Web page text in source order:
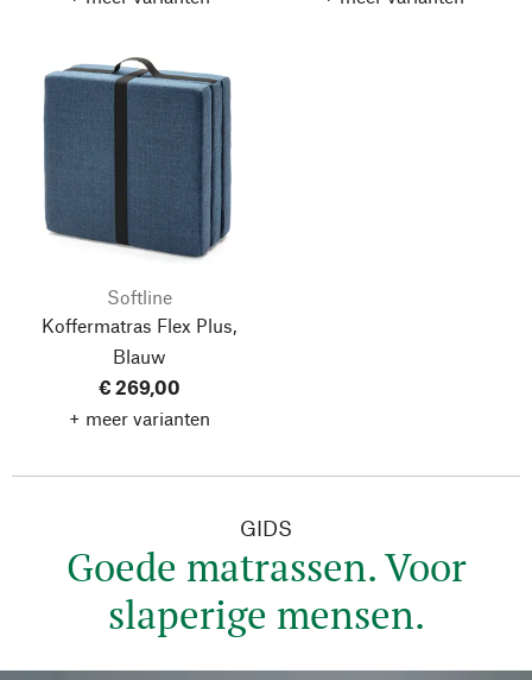
Softline
Koffermatras Flex Plus,
Blauw
€ 269,00
+ meer varianten
GIDS
Goede matrassen. Voor
slaperige mensen.